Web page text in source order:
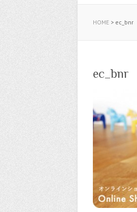
HOME > ec_bnr
ec_bnr